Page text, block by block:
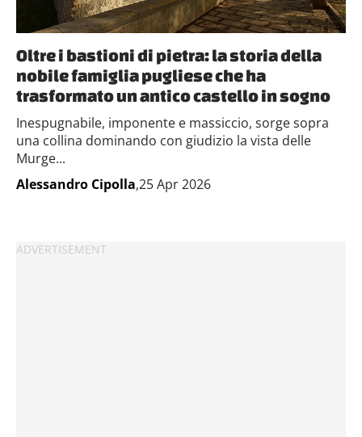
Oltre i bastioni di pietra: la storia della
nobile famiglia pugliese che ha
trasformato un antico castello in sogno
Inespugnabile, imponente e massiccio, sorge sopra
una collina dominando con giudizio la vista delle
Murge...
Alessandro Cipolla,25 Apr 2026